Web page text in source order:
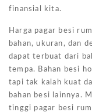
finansial kita.
Harga pagar besi
bahan, ukuran, dan
dapat terbuat dari
tempa. Bahan besi
tapi tak kalah kuat
bahan besi lainnya.
tinggi pagar besi